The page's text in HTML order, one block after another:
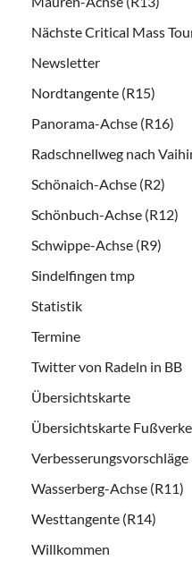
Nächste Critical Mass
Newsletter
Nordtangente (R15)
Panorama-Achse (R16)
Radschnellweg nach
Schönaich-Achse (R2)
Schönbuch-Achse (R12)
Schwippe-Achse (R9)
Sindelfingen tmp
Statistik
Termine
Twitter von Radeln in BB
Übersichtskarte
Übersichtskarte
Verbesserungsvorschläge
Wasserberg-Achse (R11)
Westtangente (R14)
Willkommen